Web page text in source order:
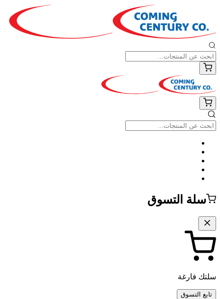
سلة التسوق
سلتك فارغة
تابع التسوق